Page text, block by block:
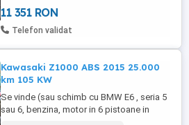
11 351 RON
Telefon validat
Kawasaki Z1000 ABS 2015 25.000
km 105 KW
Se vinde (sau schimb cu BMW E6 , seria 5
sau 6, benzina, motor in 6 pistoane in